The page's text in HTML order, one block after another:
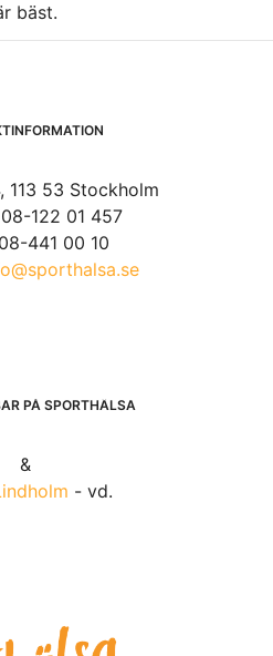
bäst.
113 53 Stockholm
122 01 457
441 00 10
PÅ SPORTHÄLSA
&
- vd.